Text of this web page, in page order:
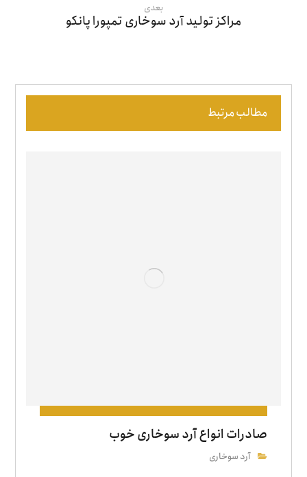
بعدی
مراکز تولید آرد سوخاری تمپورا پانکو
مطالب مرتبط
صادرات انواع آرد سوخاری خوب
آرد سوخاری